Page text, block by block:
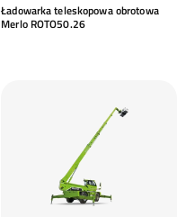
Ładowarka teleskopowa obrotowa
Merlo ROTO50.26